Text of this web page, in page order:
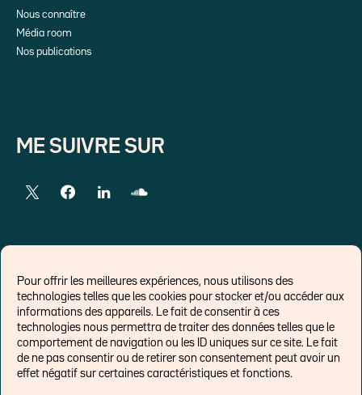
Pour offrir les meilleures expériences, nous utilisons des
technologies telles que les cookies pour stocker et/ou accéder aux
informations des appareils. Le fait de consentir à ces
technologies nous permettra de traiter des données telles que le
comportement de navigation ou les ID uniques sur ce site. Le fait
de ne pas consentir ou de retirer son consentement peut avoir un
effet négatif sur certaines caractéristiques et fonctions.
Nous connaître
Média room
Nos publications
ME SUIVRE SUR
LIENS EXTERNES
Chroniques pour Forbes
Economistes
Think tank